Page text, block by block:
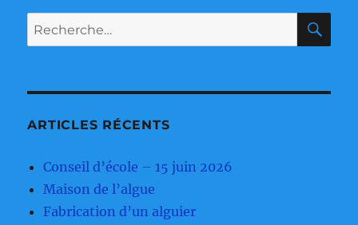
Recherche
pour :
ARTICLES RÉCENTS
Conseil d’école – 15 juin 2026
Maison de l’algue
Fabrication d’un alguier